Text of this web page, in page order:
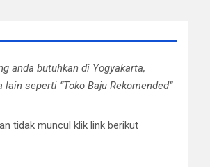
anda butuhkan di Yogyakarta,
lain seperti “Toko Baju Rekomended”
tidak muncul klik link berikut